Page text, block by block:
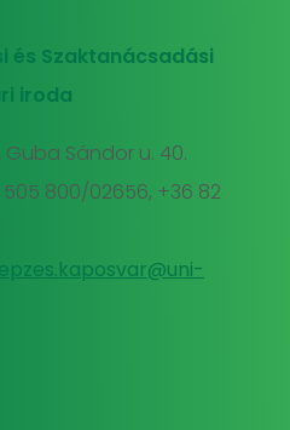
és Szaktanácsadási
iroda
Sándor u. 40.
800/02656, +36 82